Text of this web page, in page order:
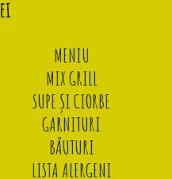
MENIU
MIX GRILL
SUPE ȘI CIORBE
GARNITURI
BĂUTURI
LISTA ALERGENI